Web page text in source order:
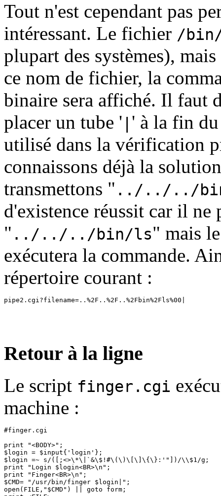
Tout n'est cependant pas
intéressant. Le fichier /
plupart des systèmes),
ce nom de fichier, la
binaire sera affiché. Il faut
placer un tube ' ' à la fin du
utilisé dans la vérification
connaissons déjà la
transmettons " ../../../
d'existence réussit car il ne
" ../../../bin/ls" mais
exécutera la commande.
répertoire courant :
Retour à la ligne
Le script finger.cgi
machine :
#finger.cgi
print "<BODY>";
$login = $input{'login'};
$login =~ s/([;<>\*\|`&\$!#\(\)\[\]\{\}:'"])/\\$1/g;
print "Login $login<BR>\n";
print "Finger<BR>\n";
$CMD= "/usr/bin/finger $login|";
open(FILE,"$CMD") || goto form;